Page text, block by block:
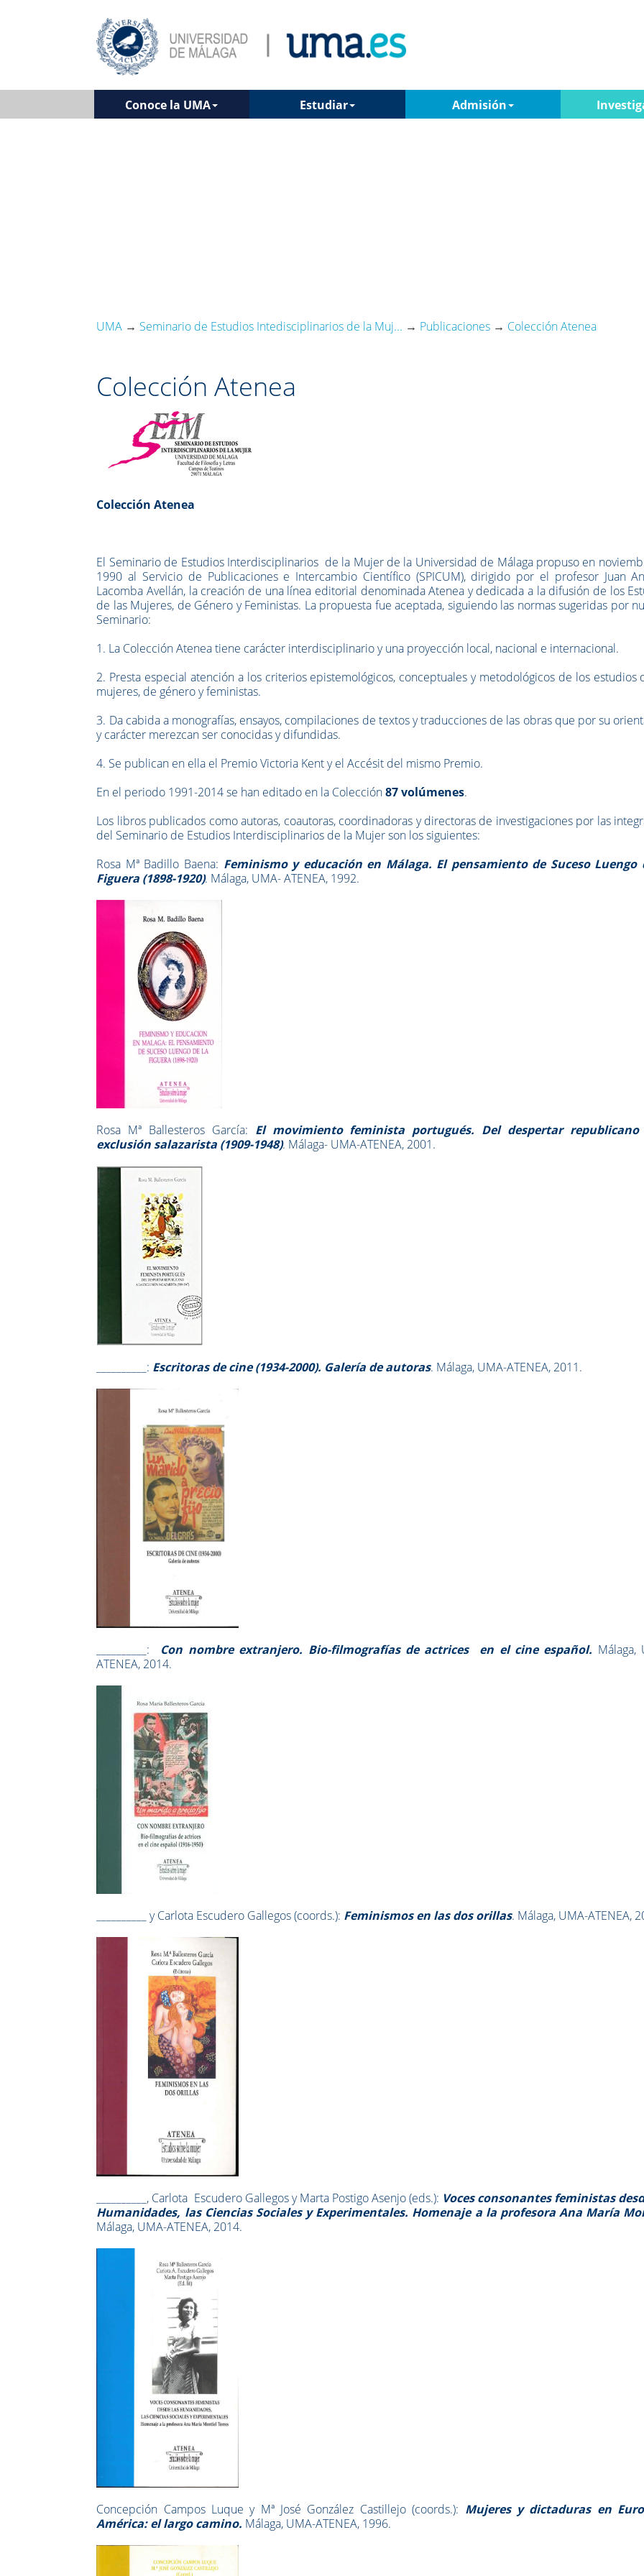
Conoce la UMA Estudiar Admisión
UMA → Seminario de Estudios Intedisciplinarios de la Muj... → Publicaciones → Colección Atenea
Colección Atenea
Colección Atenea
El Seminario de Estudios Interdisciplinarios de la Mujer de la Universidad de Málaga propuso en
1990 al Servicio de Publicaciones e Intercambio Científico (SPICUM), dirigido por el profesor Juan
Lacomba Avellán, la creación de una línea editorial denominada Atenea y dedicada a la difusión de los
de las Mujeres, de Género y Feministas. La propuesta fue aceptada, siguiendo las normas sugeridas por
Seminario:
1. La Colección Atenea tiene carácter interdisciplinario y una proyección local, nacional e internacional.
2. Presta especial atención a los criterios epistemológicos, conceptuales y metodológicos de los estudios
mujeres, de género y feministas.
3. Da cabida a monografías, ensayos, compilaciones de textos y traducciones de las obras que por su
y carácter merezcan ser conocidas y difundidas.
4. Se publican en ella el Premio Victoria Kent y el Accésit del mismo Premio.
En el periodo 1991-2014 se han editado en la Colección87 volúmenes.
Los libros publicados como autoras, coautoras, coordinadoras y directoras de investigaciones por las
del Seminario de Estudios Interdisciplinarios de la Mujer son los siguientes:
Rosa Mª Badillo Baena: Feminismo y educación en Málaga. El pensamiento de Suceso Luengo
Figuera (1898-1920). Málaga, UMA- ATENEA, 1992.
Rosa Mª Ballesteros García: El movimiento feminista portugués. Del despertar
exclusión salazarista (1909-1948). Málaga- UMA-ATENEA, 2001.
__________: Escritoras de cine (1934-2000). Galería de autoras. Málaga, UMA-ATENEA, 2011.
__________: Con nombre extranjero. Bio-filmografías de actrices en el cine español. Málaga,
ATENEA, 2014.
__________ y Carlota Escudero Gallegos (coords.): Feminismos en las dos orillas. Málaga, UMA-ATENEA,
__________, Carlota Escudero Gallegos y Marta Postigo Asenjo (eds.): Voces consonantes feministas
Humanidades, las Ciencias Sociales y Experimentales. Homenaje a la profesora Ana María
Málaga, UMA-ATENEA, 2014.
Concepción Campos Luque y Mª José González Castillejo (coords.): Mujeres y dictaduras en
América: el largo camino. Málaga, UMA-ATENEA, 1996.